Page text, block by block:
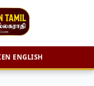
ENGLISH